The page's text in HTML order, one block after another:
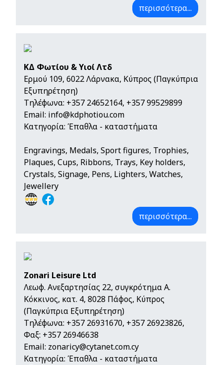
περισσότερα...
ΚΔ Φωτίου & Υιοί Λτδ
Ερμού 109, 6022 Λάρνακα, Κύπρος (Παγκύπρια
Εξυπηρέτηση)
Τηλέφωνα: +357 24652164, +357 99529899
Email: info@kdphotiou.com
Κατηγορία: Έπαθλα - καταστήματα
Engravings, Medals, Sport figures, Trophies,
Plaques, Cups, Ribbons, Trays, Key holders,
Crystals, Signage, Pens, Lighters, Watches,
Jewellery
περισσότερα...
Zonari Leisure Ltd
Λεωφ. Ανεξαρτησίας 22, συγκρότημα Α.
Κόκκινος, κατ. 4, 8028 Πάφος, Κύπρος
(Παγκύπρια Εξυπηρέτηση)
Τηλέφωνα: +357 26931670, +357 26923826,
Φαξ: +357 26946638
Email: zonaricy@cytanet.com.cy
Κατηγορία: Έπαθλα - καταστήματα